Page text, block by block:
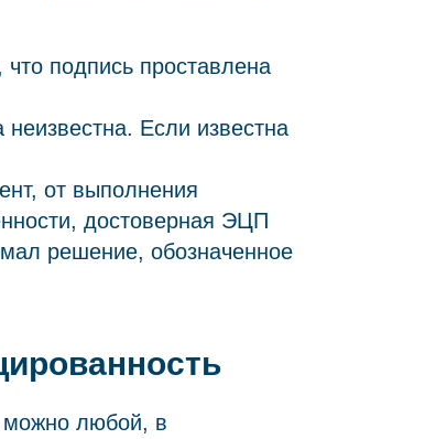
подпись проставлена
Если известна
от выполнения
достоверная ЭЦП
решение, обозначенное
можно любой, в